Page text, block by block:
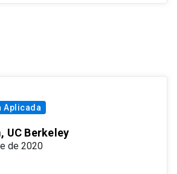
Aplicada
UC Berkeley
de 2020